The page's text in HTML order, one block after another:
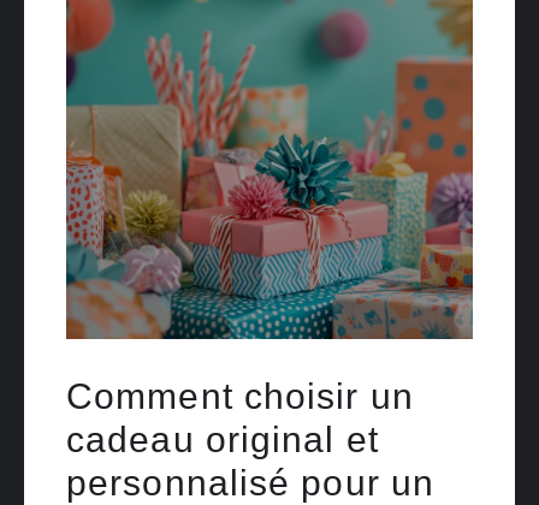
Comment choisir un
cadeau original et
personnalisé pour un